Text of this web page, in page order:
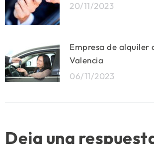
20/11/2023
Empresa de alquiler
Valencia
06/11/2023
Deja una